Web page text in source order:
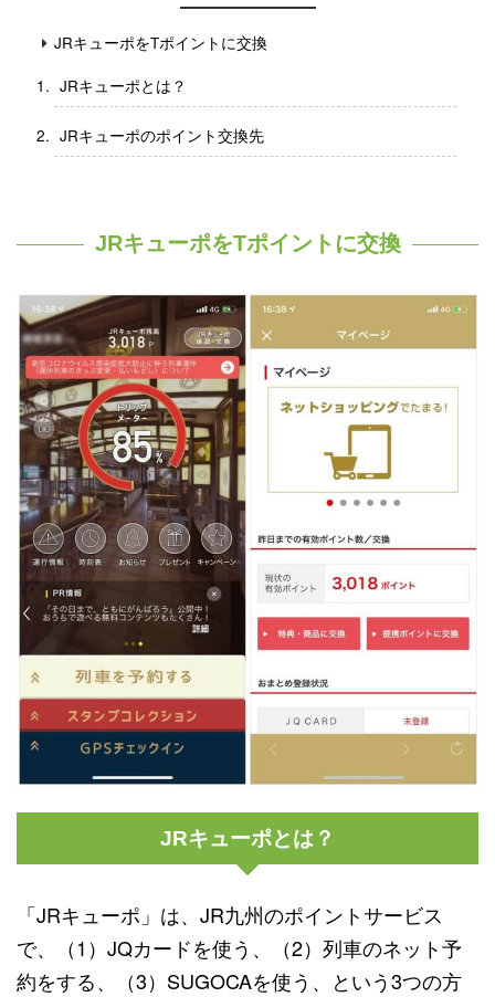
JRキューポをTポイントに交換
JRキューポとは？
JRキューポのポイント交換先
JRキューポをTポイントに交換
JRキューポとは？
「JRキューポ」は、JR九州のポイントサービス
で、（1）JQカードを使う、（2）列車のネット予
約をする、（3）SUGOCAを使う、という3つの方